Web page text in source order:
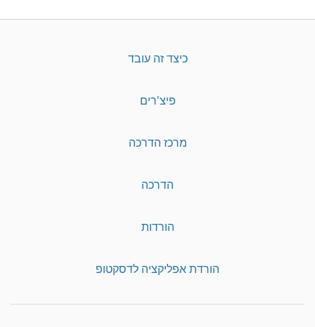
כיצד זה עובד
פיצ'רים
מרכז הדרכה
הדרכה
הורדות
הורדת אפליקציה לדסקטופ